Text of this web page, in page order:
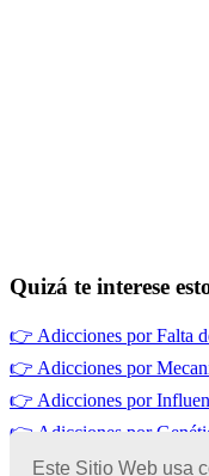
Este Sitio Web usa
Quizá te interese
👉 Adicciones por Falta
👉 Adicciones por
👉 Adicciones por
👉 Adicciones por
👉Adicciones por